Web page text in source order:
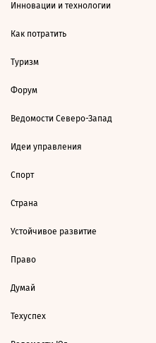
Инновации и технологии
Как потратить
Туризм
Форум
Ведомости Северо-Запад
Идеи управления
Спорт
Страна
Устойчивое развитие
Право
Думай
Техуспех